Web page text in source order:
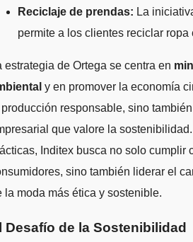
Reciclaje de prendas: La
permite a los clientes reciclar ropa
estrategia de Ortega se centra en
y en promover la economía
responsable, sino
que valore la
Inditex busca no solo cumplir
sino también liderar el
la moda más ética y sostenible.
Desafío de la Sostenibilidad